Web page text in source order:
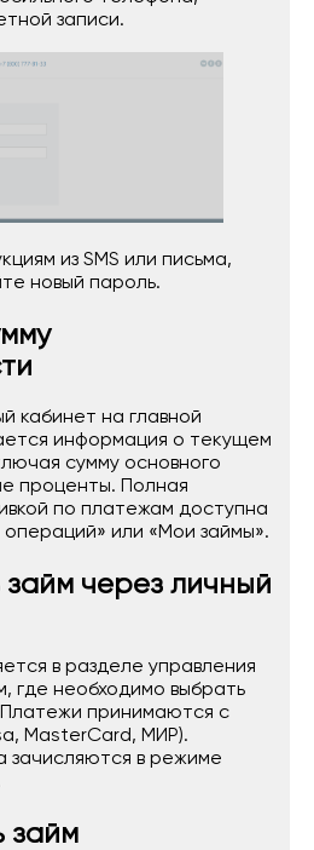
записи.
из SMS или письма,
новый пароль.
кабинет на главной
информация о текущем
сумму основного
проценты. Полная
по платежам доступна
или «Мои займы».
займ через личный
в разделе управления
где необходимо выбрать
принимаются с
MasterCard, МИР).
в режиме
займ